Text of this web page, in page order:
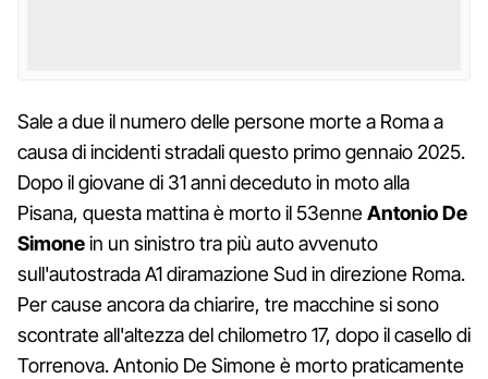
Sale a due il numero delle persone morte a Roma a
causa di incidenti stradali questo primo gennaio 2025.
Dopo il giovane di 31 anni deceduto in moto alla
Pisana, questa mattina è morto il 53enneAntonio De
Simonein un sinistro tra più auto avvenuto
sull'autostrada A1 diramazione Sud in direzione Roma.
Per cause ancora da chiarire, tre macchine si sono
scontrate all'altezza del chilometro 17, dopo il casello di
Torrenova. Antonio De Simone è morto praticamente